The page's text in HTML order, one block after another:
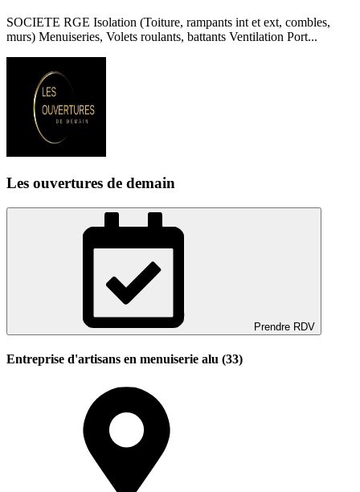
SOCIETE RGE Isolation (Toiture, rampants int et ext, combles,
murs) Menuiseries, Volets roulants, battants Ventilation Port...
Les ouvertures de demain
Prendre RDV
Entreprise d'artisans en menuiserie alu (33)